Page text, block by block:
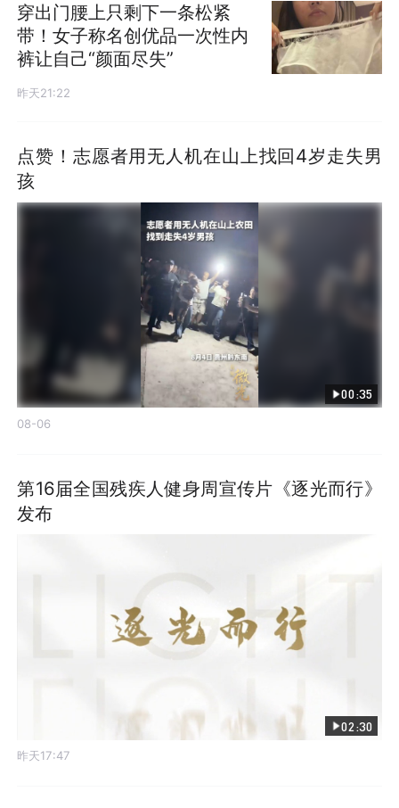
穿出门腰上只剩下一条松紧
带！女子称名创优品一次性内
裤让自己“颜面尽失”
昨天21:22
点赞！志愿者用无人机在山上找回4岁走失男
孩
00:35
08-06
第16届全国残疾人健身周宣传片《逐光而行》
发布
02:30
昨天17:47